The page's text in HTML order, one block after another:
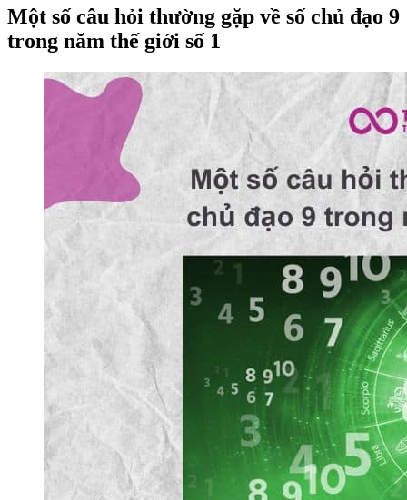
Một số câu hỏi thường gặp về số chủ đạo 9
trong năm thế giới số 1